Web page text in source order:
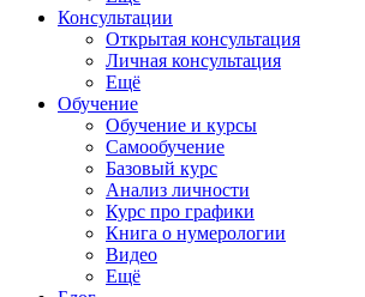
Консультации
Открытая консультация
Личная консультация
Ещё
Обучение
Обучение и курсы
Самообучение
Базовый курс
Анализ личности
Курс про графики
Книга о нумерологии
Видео
Ещё